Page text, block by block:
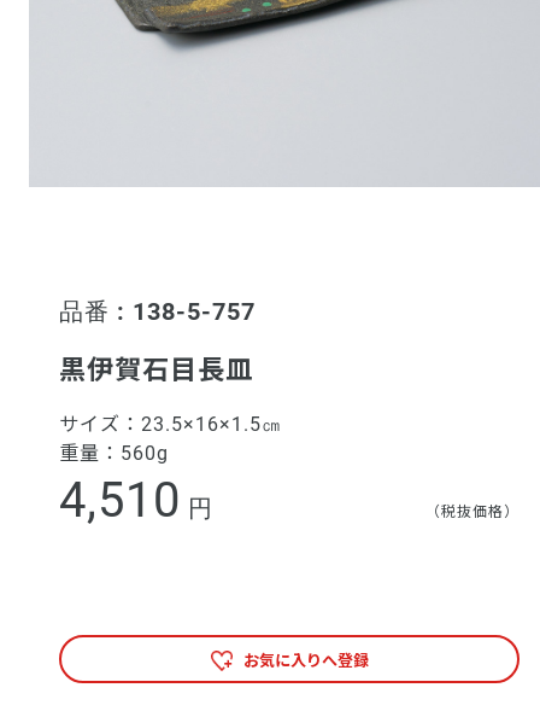
品番 : 138-5-757
黒伊賀石目長皿
サイズ： 23.5×16×1.5㎝
重量： 560g
4,510 円 （税抜価格）
お気に入りへ登録